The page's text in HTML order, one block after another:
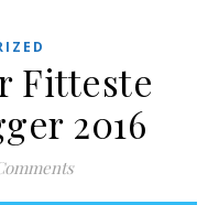
Fitteste
2016